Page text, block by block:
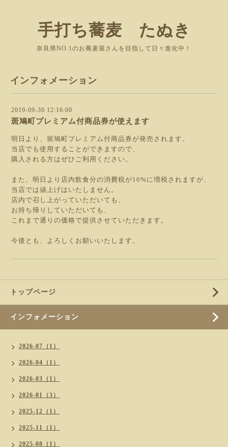
手打ち蕎麦 たぬき
奈良県NO.1のお蕎麦屋さんを目指して日々進化中！
インフォメーション
2019-09-30 12:16:00
斑鳩町プレミアム付商品券が使えます
明日より、斑鳩町プレミアム付商品券が発売されます。
当店でも使用することができますので、
購入される方はぜひご利用ください。
また、明日より店内飲食分の消費税が10%に増税されますが、
当店では値上げはいたしません。
店内で召し上がっていただいても、
お持ち帰りしていただいても、
これまで通りの価格で提供させていただきます。
今後とも、よろしくお願いいたします。
トップページ
インフォメーション
2026-07（1）
2026-04（1）
2026-03（1）
2026-01（3）
2025-12（1）
2025-11（1）
2025-08（1）